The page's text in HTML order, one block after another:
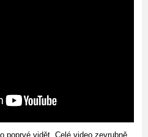
poprvé vidět. Celé video zevrubně